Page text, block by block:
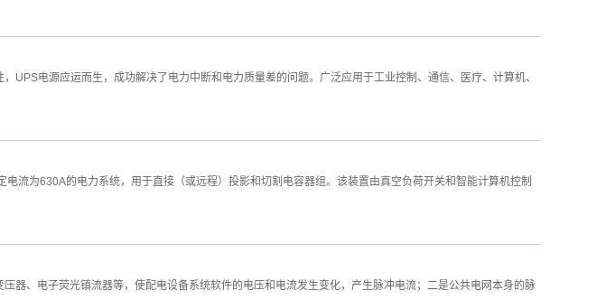
电源应运而生，成功解决了电力中断和电力质量差的问题。广泛应用于工业控制、通信、医疗、计算机、
为630A的电力系统，用于直接（或远程）投影和切割电容器组。该装置由真空负荷开关和智能计算机控制
、电子荧光镇流器等，使配电设备系统软件的电压和电流发生变化，产生脉冲电流；二是公共电网本身的脉